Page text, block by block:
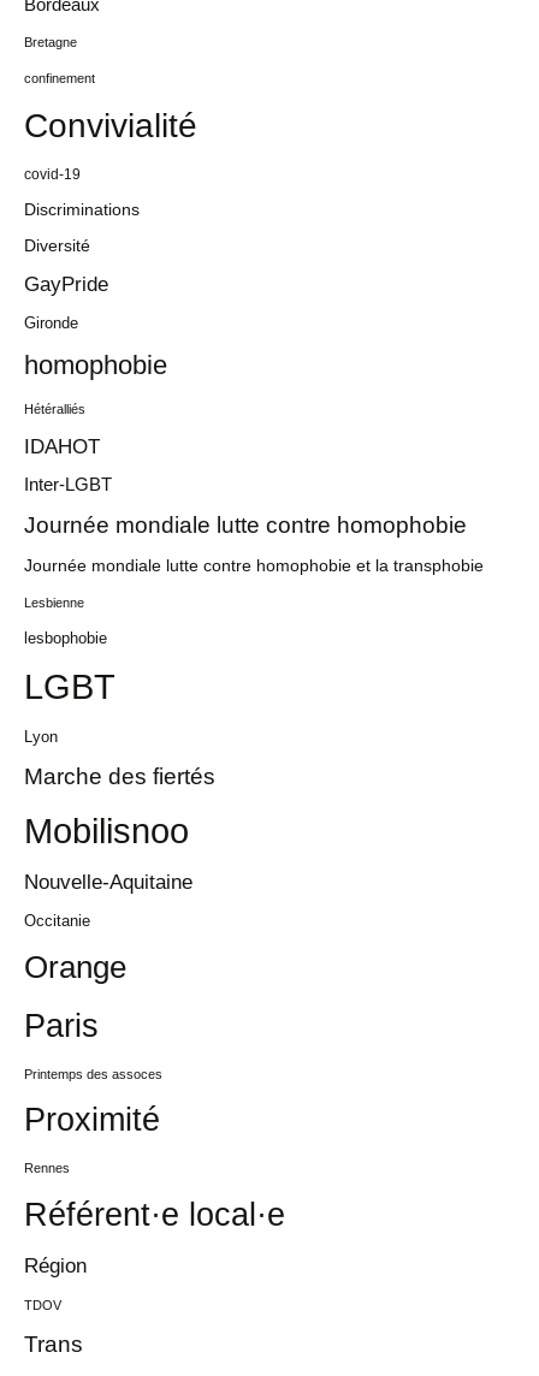
Bordeaux
Bretagne
confinement
Convivialité
covid-19
Discriminations
Diversité
GayPride
Gironde
homophobie
Hétéralliés
IDAHOT
Inter-LGBT
Journée mondiale lutte contre homophobie
Journée mondiale lutte contre homophobie et la transphobie
Lesbienne
lesbophobie
LGBT
Lyon
Marche des fiertés
Mobilisnoo
Nouvelle-Aquitaine
Occitanie
Orange
Paris
Printemps des assoces
Proximité
Rennes
Référent·e local·e
Région
TDOV
Trans